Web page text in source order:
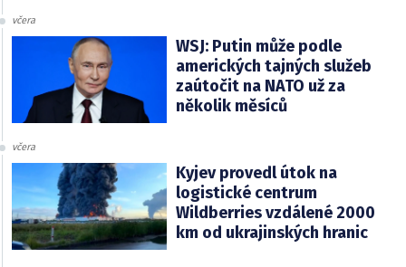
včera
WSJ: Putin může podle
amerických tajných služeb
zaútočit na NATO už za
několik měsíců
včera
Kyjev provedl útok na
logistické centrum
Wildberries vzdálené 2000
km od ukrajinských hranic